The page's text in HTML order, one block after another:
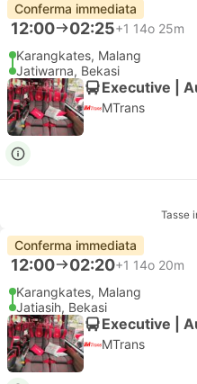
Conferma immediata
12:00 02:25+1 14o 25m
Karangkates, Malang
Jatiwarna, Bekasi
Executive |
MTrans
Tasse
Conferma immediata
12:00 02:20+1 14o 20m
Karangkates, Malang
Jatiasih, Bekasi
Executive |
MTrans